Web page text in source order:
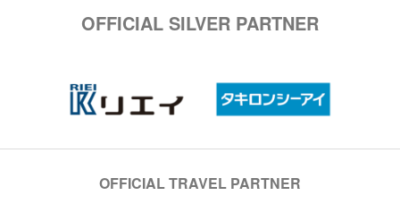
OFFICIAL SILVER PARTNER
OFFICIAL TRAVEL PARTNER